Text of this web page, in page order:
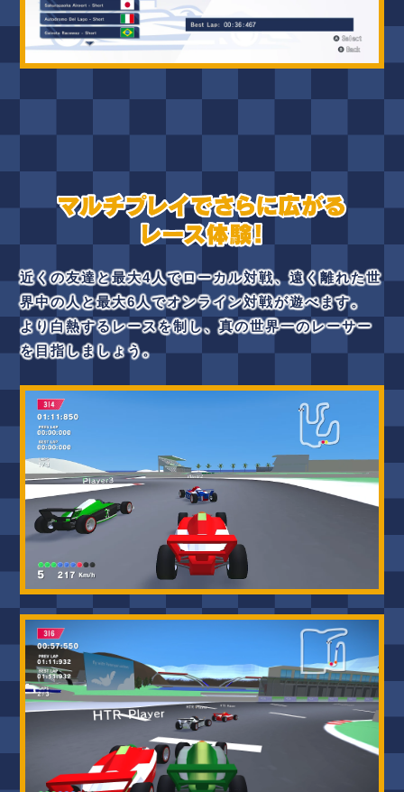
近くの友達と最大4人でローカル対戦、遠く離れた世
界中の人と最大6人でオンライン対戦が遊べます。
より白熱するレースを制し、真の世界一のレーサー
を目指しましょう。